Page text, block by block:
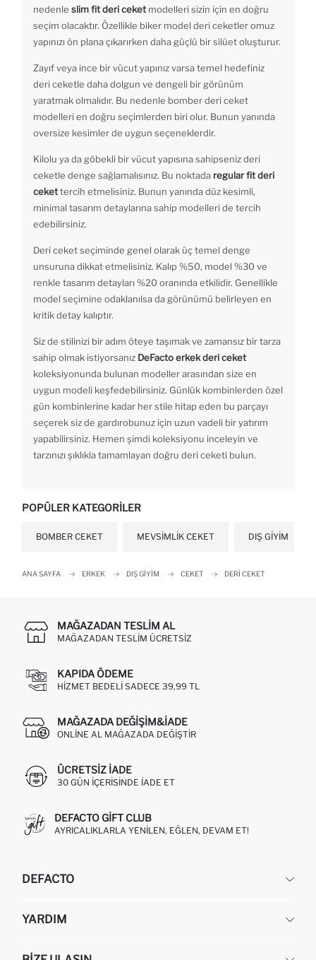
nedenle slim fit deri ceket modelleri sizin için en doğru
seçim olacaktır. Özellikle biker model deri ceketler omuz
yapınızı ön plana çıkarırken daha güçlü bir silüet oluşturur.
Zayıf veya ince bir vücut yapınız varsa temel hedefiniz
deri ceketle daha dolgun ve dengeli bir görünüm
yaratmak olmalıdır. Bu nedenle bomber deri ceket
modelleri en doğru seçimlerden biri olur. Bunun yanında
oversize kesimler de uygun seçeneklerdir.
Kilolu ya da göbekli bir vücut yapısına sahipseniz deri
ceketle denge sağlamalısınız. Bu noktada regular fit deri
cekettercih etmelisiniz. Bunun yanında düz kesimli,
minimal tasarım detaylarına sahip modelleri de tercih
edebilirsiniz.
Deri ceket seçiminde genel olarak üç temel denge
unsuruna dikkat etmelisiniz. Kalıp %50, model %30 ve
renkle tasarım detayları %20 oranında etkilidir. Genellikle
model seçimine odaklanılsa da görünümü belirleyen en
kritik detay kalıptır.
Siz de stilinizi bir adım öteye taşımak ve zamansız bir tarza
sahip olmak istiyorsanız DeFactoerkek deri ceket
koleksiyonunda bulunan modeller arasından size en
uygun modeli keşfedebilirsiniz. Günlük kombinlerden özel
gün kombinlerine kadar her stile hitap eden bu parçayı
seçerek siz de gardırobunuz için uzun vadeli bir yatırım
yapabilirsiniz. Hemen şimdi koleksiyonu inceleyin ve
tarzınızı şıklıkla tamamlayan doğru deri ceketi bulun.
POPÜLER KATEGORILER
BOMBER CEKET MEVSIMLIK CEKET DIŞ GIYIM
ANA SAYFA ERKEK DIŞ GIYIM CEKET DERI CEKET
MAĞAZADAN TESLIM AL
MAĞAZADAN TESLIM ÜCRETSIZ
KAPIDA ÖDEME
HIZMET BEDELI SADECE 39,99 TL
MAĞAZADA DEĞIŞIM&İADE
ONLINE AL MAĞAZADA DEĞIŞTIR
ÜCRETSIZ IADE
30 GÜN IÇERISINDE IADE ET
DEFACTO GIFT CLUB
AYRICALIKLARLA YENILEN, EĞLEN, DEVAM ET!
DEFACTO
HAKKIMIZDA
YARDIM